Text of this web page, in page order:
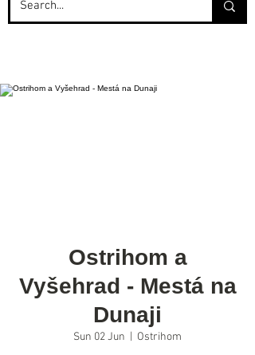
Ostrihom a
Vyšehrad - Mestá na
Dunaji
Sun 02 Jun Ostrihom